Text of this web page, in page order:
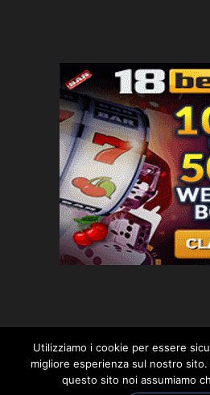
© 2018 planetpolis.com. -*- By
Utilizziamo i cookie per essere
migliore esperienza sul nostro
questo sito noi assumiamo